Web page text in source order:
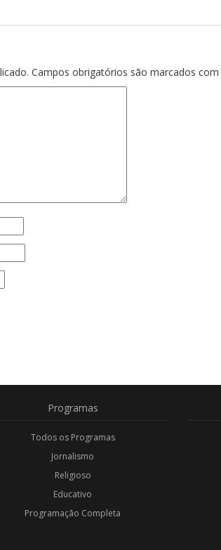
Campos obrigatórios são marcados com
Programas
Todos os Programas
Jornalismo
Religioso
Educativo
Programação Completa